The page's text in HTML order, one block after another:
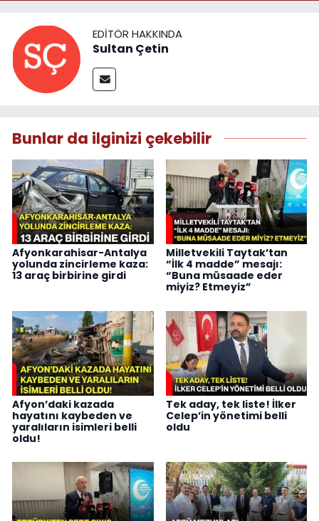
EDITÖR HAKKINDA
Sultan Çetin
Bunlar da ilginizi çekebilir
Afyonkarahisar-Antalya
yolunda zincirleme kaza:
13 araç birbirine girdi
Milletvekili Taytak’tan
“İlk 4 madde” mesajı:
“Buna müsaade eder
miyiz? Etmeyiz”
Afyon’daki kazada
hayatını kaybeden ve
yaralıların isimleri belli
oldu!
Tek aday, tek liste! İlker
Celep’in yönetimi belli
oldu